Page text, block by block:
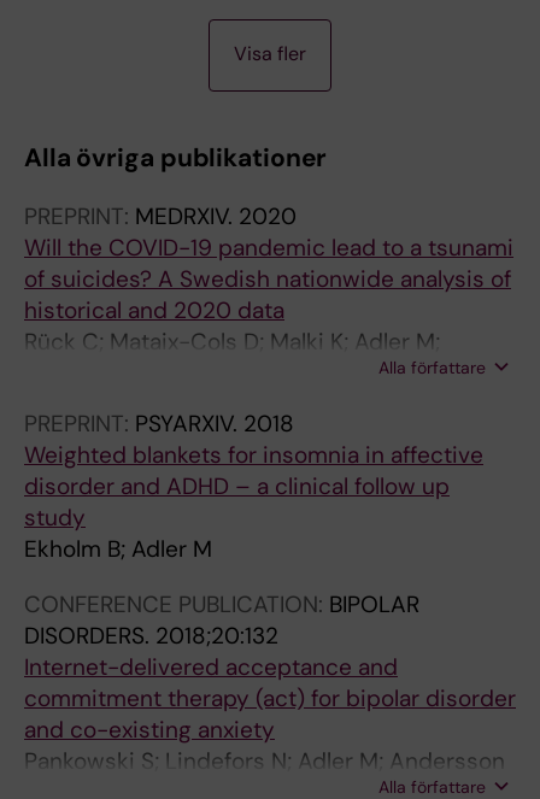
C
E
:
N
O
R
I
C
J
O
U
R
N
A
L
O
F
P
C
E
:
E
U
R
P
E
A
N
J
O
U
R
N
A
L
O
Visa fler
Alla övriga publikationer
PREPRINT: MEDRXIV. 2020
Will the COVID-19 pandemic lead to a tsunami
of suicides? A Swedish nationwide analysis of
historical and 2020 data
Rück C; Mataix-Cols D; Malki K; Adler M;
Flygare O; Runeson B; Sidorchuk AAlla författare
PREPRINT: PSYARXIV. 2018
Weighted blankets for insomnia in affective
disorder and ADHD – a clinical follow up
study
Ekholm B; Adler M
CONFERENCE PUBLICATION: BIPOLAR
DISORDERS. 2018;20:132
Internet-delivered acceptance and
commitment therapy (act) for bipolar disorder
and co-existing anxiety
Pankowski S; Lindefors N; Adler M; Andersson
Alla författare